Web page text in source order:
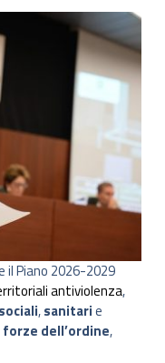
il Piano 2026-2029
antiviolenza,
,sanitarie
forze dell’ordine,